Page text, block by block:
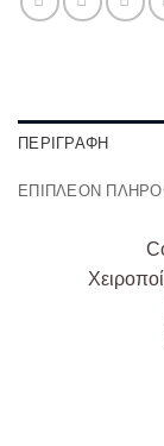
ΠΕΡΙΓΡΑΦΉ
ΕΠΙΠΛΈΟΝ